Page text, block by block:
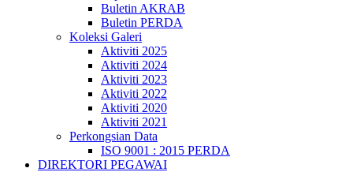
Buletin AKRAB
Buletin PERDA
Koleksi Galeri
Aktiviti 2025
Aktiviti 2024
Aktiviti 2023
Aktiviti 2022
Aktiviti 2020
Aktiviti 2021
Perkongsian Data
ISO 9001 : 2015 PERDA
DIREKTORI PEGAWAI